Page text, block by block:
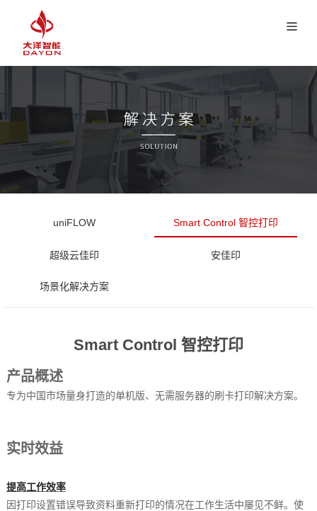
uniFLOW Smart Control 智控打印
超级云佳印 安佳印
场景化解决方案
Smart Control 智控打印
产品概述
专为中国市场量身打造的单机版、无需服务器的刷卡打印解决方案。
实时效益
提高工作效率
因打印设置错误导致资料重新打印的情况在工作生活中屡见不鲜。使